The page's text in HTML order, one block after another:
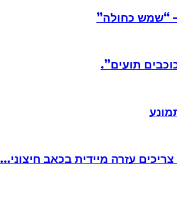
“שמש כחולה”
תועים”.
עזרה מיידית בכאב חיצוני...